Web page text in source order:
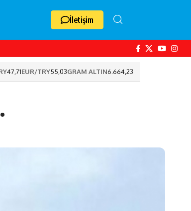
İletişim
47,71EUR/TRY55,03GRAM ALTIN6.664,23